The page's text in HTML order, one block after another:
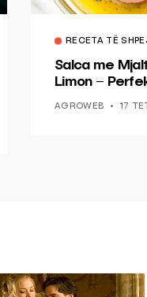
RECETA TË
Salca me
Limon –
AGROWEB 17